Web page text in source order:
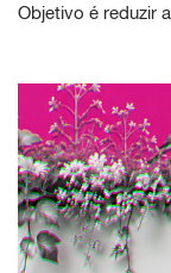
Objetivo é reduzir